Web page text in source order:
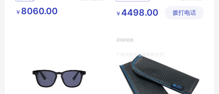
￥ 8060.00
有限公司
￥ 4498.00 拨打电话